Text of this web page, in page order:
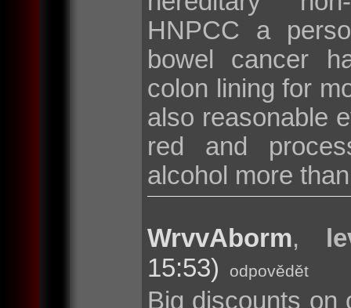
HNPCC a
bowel cancer
colon lining for
also reasonable
red and
alcohol more
WrvvAborm,
15:53)
odpovědět
Big discounts on